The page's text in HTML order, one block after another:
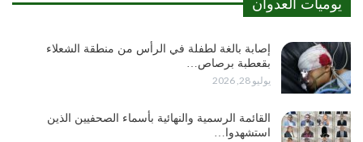
يوميات العدوان
إصابة بالغة لطفلة في الرأس من منطقة الشعلاء
بقعطبة برصاص…
يوليو 28, 2026
القائمة الرسمية والنهائية بأسماء الصحفيين الذين
استشهدوا…